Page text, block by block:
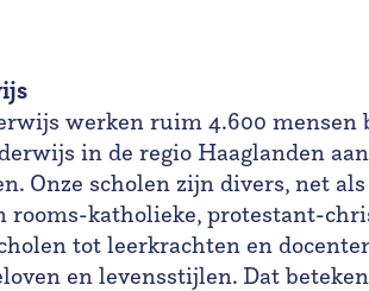
werken ruim 4.600
in de regio Haaglanden
Onze scholen zijn divers, net
rooms-katholieke, protestant-
tot leerkrachten en
en levensstijlen. Dat